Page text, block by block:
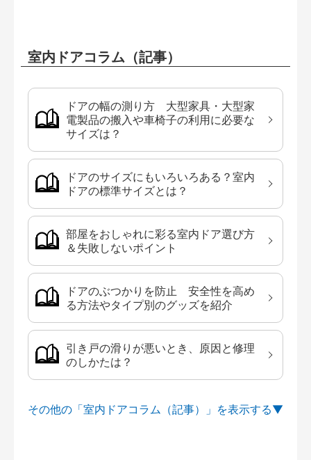
室内ドアコラム（記事）
ドアの幅の測り方 大型家具・大型家
電製品の搬入や車椅子の利用に必要な
サイズは？
ドアのサイズにもいろいろある？室内
ドアの標準サイズとは？
部屋をおしゃれに彩る室内ドア選び方
＆失敗しないポイント
ドアのぶつかりを防止 安全性を高め
る方法やタイプ別のグッズを紹介
引き戸の滑りが悪いとき、原因と修理
のしかたは？
その他の「室内ドアコラム（記事）」を